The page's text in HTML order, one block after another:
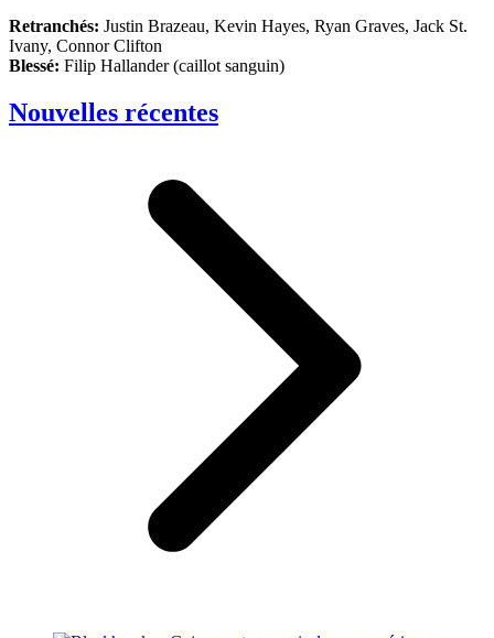
Retranchés: Justin Brazeau, Kevin Hayes, Ryan Graves, Jack St.
Ivany, Connor Clifton
Blessé: Filip Hallander (caillot sanguin)
Nouvelles récentes